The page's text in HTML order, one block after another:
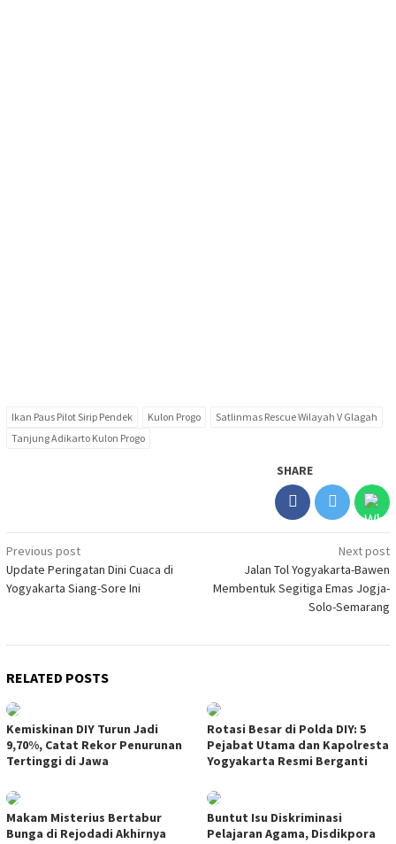
Ikan Paus Pilot Sirip Pendek Kulon Progo
Satlinmas Rescue Wilayah V Glagah
Tanjung Adikarto Kulon Progo
SHARE
Post
navigation
Previous post
Update Peringatan Dini Cuaca di
Yogyakarta Siang-Sore Ini
Next post
Jalan Tol Yogyakarta-Bawen
Membentuk Segitiga Emas Jogja-
Solo-Semarang
RELATED POSTS
Kemiskinan DIY Turun Jadi
9,70%, Catat Rekor Penurunan
Tertinggi di Jawa
Rotasi Besar di Polda DIY: 5
Pejabat Utama dan Kapolresta
Yogyakarta Resmi Berganti
Makam Misterius Bertabur
Bunga di Rejodadi Akhirnya
Buntut Isu Diskriminasi
Pelajaran Agama, Disdikpora